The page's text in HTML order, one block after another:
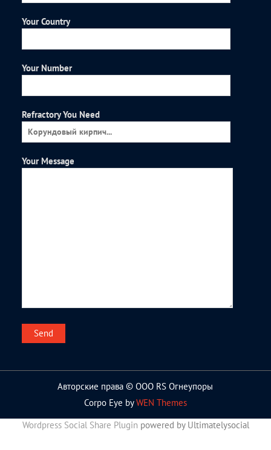
Your Country
Your Number
Refractory You Need
Your Message
Авторские права © ООО RS Огнеупоры
Corpo Eye byWEN Themes
Wordpress Social Share Plugin powered by Ultimatelysocial